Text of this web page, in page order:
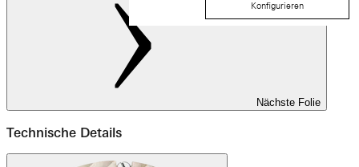
Nächste Folie
Technische Details
Konfigurieren